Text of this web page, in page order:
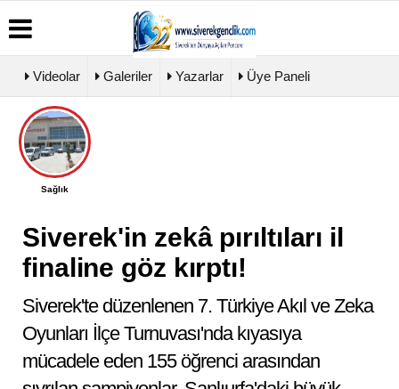
Üye Paneli
Haber Arşivi
Günün Haberleri
Videolar Galeriler Yazarlar Üye Paneli
Sağlık
Siverek'in zekâ pırıltıları il
finaline göz kırptı!
Siverek'te düzenlenen 7. Türkiye Akıl ve Zeka
Oyunları İlçe Turnuvası'nda kıyasıya
mücadele eden 155 öğrenci arasından